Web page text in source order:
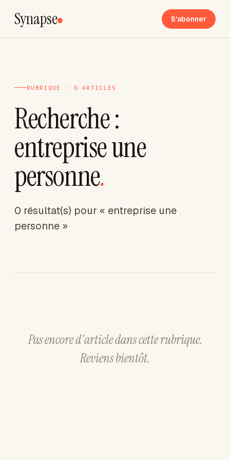
Synapse S'abonner
RUBRIQUE · 0 ARTICLES
Recherche :
entreprise une
personne.
0 résultat(s) pour « entreprise une
personne »
Pas encore d'article dans cette rubrique.
Reviens bientôt.